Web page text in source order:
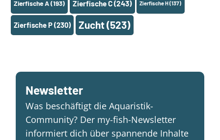
Zierfische A(193) Zierfische C(243) Zierfische H(137)
Zierfische P(230) Zucht(523)
Newsletter
Was beschäftigt die Aquaristik-
Community? Der my-fish-Newsletter
informiert dich über spannende Inhalte